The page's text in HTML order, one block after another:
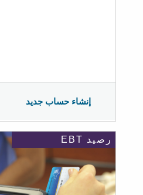
إنشاء حساب جديد
رصيد EBT